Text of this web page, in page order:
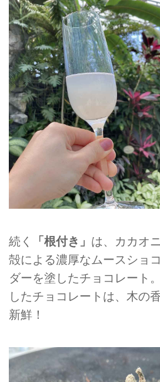
続く 「根付き」 は、カカオ
殻による濃厚なムースショ
ダーを塗したチョコレート
したチョコレートは、木の
新鮮！